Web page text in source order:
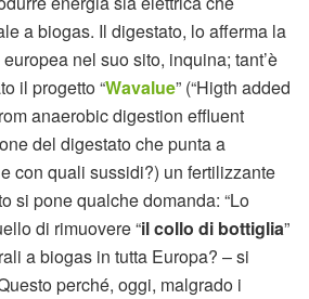
a biogas. Il digestato, lo afferma la
nel suo sito, inquina; tant’è
il progetto “Wavalue” (“Higth added
anaerobic digestion effluent
del digestato che punta a
con quali sussidi?) un fertilizzante
si pone qualche domanda: “Lo
di rimuovere “il collo di bottiglia”
a biogas in tutta Europa? – si
perché, oggi, malgrado i